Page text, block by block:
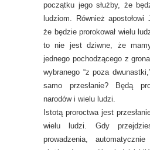
początku jego służby, że
ludziom. Również apostołowi
że będzie prorokował wielu
to nie jest dziwne, że mamy
jednego pochodzącego z
wybranego “z poza
samo przesłanie? Będą
narodów i wielu ludzi.
Istotą proroctwa jest
wielu ludzi. Gdy
prowadzenia,